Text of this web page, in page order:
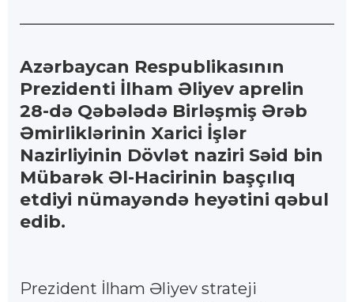
Azərbaycan Respublikasının
Prezidenti İlham Əliyev aprelin
28-də Qəbələdə Birləşmiş Ərəb
Əmirliklərinin Xarici İşlər
Nazirliyinin Dövlət naziri Səid bin
Mübarək Əl-Hacirinin başçılıq
etdiyi nümayəndə heyətini qəbul
edib.
Prezident İlham Əliyev strateji